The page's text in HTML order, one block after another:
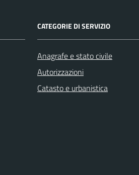
CATEGORIE DI SERVIZIO
Anagrafe e stato civile
Autorizzazioni
Catasto e urbanistica